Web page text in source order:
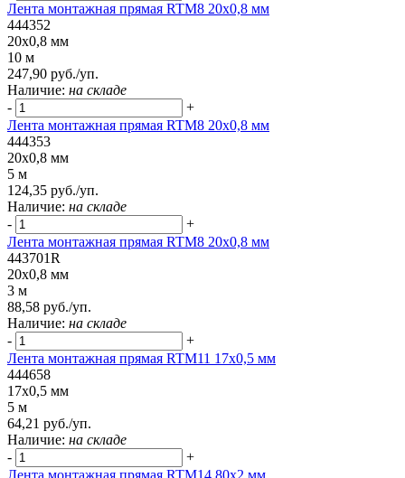
Лента монтажная прямая RTM8 20x0,8 мм
444352
20x0,8 мм
10 м
247,90 руб./уп.
Наличие: на складе
-
+
Лента монтажная прямая RTM8 20x0,8 мм
444353
20x0,8 мм
5 м
124,35 руб./уп.
Наличие: на складе
-
+
Лента монтажная прямая RTM8 20x0,8 мм
443701R
20x0,8 мм
3 м
88,58 руб./уп.
Наличие: на складе
-
+
Лента монтажная прямая RTM11 17x0,5 мм
444658
17x0,5 мм
5 м
64,21 руб./уп.
Наличие: на складе
-
+